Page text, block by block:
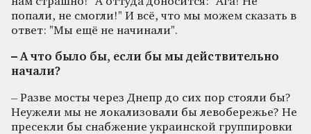
попали, не смогли!" И всё, что мы можем сказать в
ответ: "Мы ещё не начинали".
– А что было бы, если бы мы действительно
начали?
– Разве мосты через Днепр до сих пор стояли бы?
Неужели мы не локализовали бы левобережье? Не
пресекли бы снабжение украинской группировки